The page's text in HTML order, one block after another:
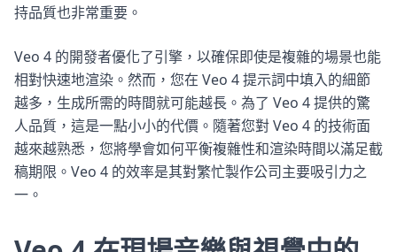
持品質也非常重要。
Veo 4 的開發者優化了引擎，以確保即使是複雜的場景也能
相對快速地渲染。然而，您在 Veo 4 提示詞中填入的細節
越多，生成所需的時間就可能越長。為了 Veo 4 提供的驚
人品質，這是一點小小的代價。隨著您對 Veo 4 的技術面
越來越熟悉，您將學會如何平衡複雜性和渲染時間以滿足截
稿期限。Veo 4 的效率是其對繁忙製作公司主要吸引力之
一。